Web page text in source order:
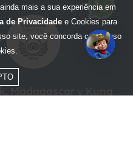
mais a sua experiência em
de Privacidade e Cookies para
site, você concorda com o uso